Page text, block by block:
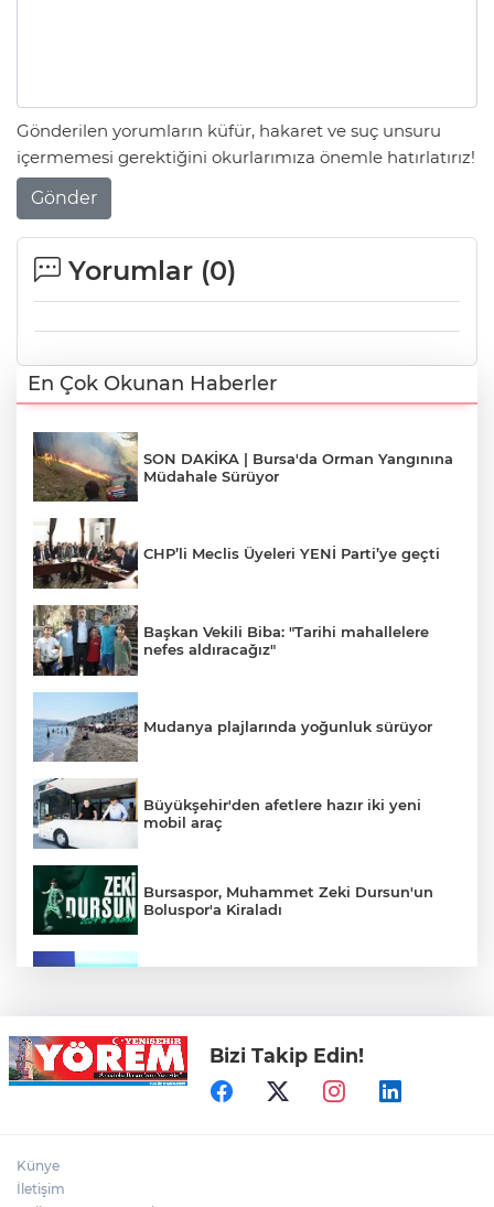
Gönderilen yorumların küfür, hakaret ve suç unsuru
içermemesi gerektiğini okurlarımıza önemle hatırlatırız!
Gönder
Yorumlar (0)
En Çok Okunan Haberler
SON DAKİKA | Bursa'da Orman Yangınına
Müdahale Sürüyor
CHP’li Meclis Üyeleri YENİ Parti’ye geçti
Başkan Vekili Biba: "Tarihi mahallelere
nefes aldıracağız"
Mudanya plajlarında yoğunluk sürüyor
Büyükşehir'den afetlere hazır iki yeni
mobil araç
Bursaspor, Muhammet Zeki Dursun'un
Boluspor'a Kiraladı
Bursa'nın Temmuz ayı ihracatı 3 milyar
914 milyon dolara ulaştı
Bizi Takip Edin!
Künye
İletişim